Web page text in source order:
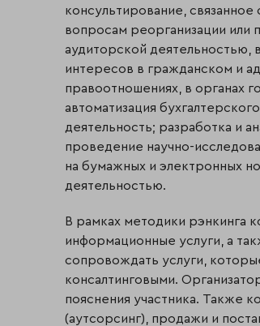
консультирование,
вопросам реорганизации или
аудиторской деятельностью,
интересов в гражданском и
правоотношениях, в органах
автоматизация
деятельность; разработка и
проведение научно-
на бумажных и электронных
деятельностью.
В рамках методики рэнкинга
информационные услуги, а
сопровождать услуги,
консалтинговыми.
пояснения участника. Также
(аутсорсинг), продажи и